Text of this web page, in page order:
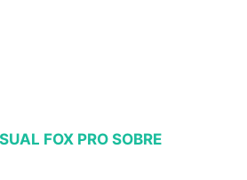
FOX PRO SOBRE